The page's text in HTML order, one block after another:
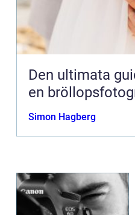
Den ultimata
en
Simon Hagberg